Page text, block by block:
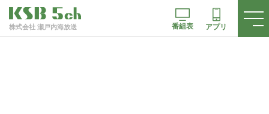
株式会社 瀬戸内海放送 番組表 アプリ